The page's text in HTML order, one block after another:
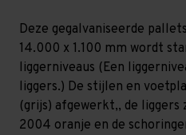
-
Zwaar
-
T100
-
Zwaar
-
T100
Deze gegalvaniseerde
14.000 x 1.100 mm wordt
liggerniveaus (Een
liggers.) De stijlen en
(grijs) afgewerkt,, de
2004 oranje en de